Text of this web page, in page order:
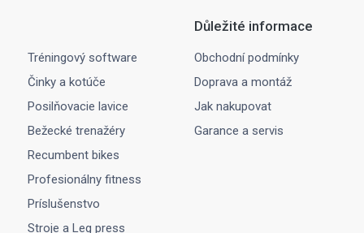
Tréningový software
Činky a kotúče
Posilňovacie lavice
Bežecké trenažéry
Recumbent bikes
Profesionálny fitness
Príslušenstvo
Stroje a Leg press
Důležité informace
Obchodní podmínky
Doprava a montáž
Jak nakupovat
Garance a servis